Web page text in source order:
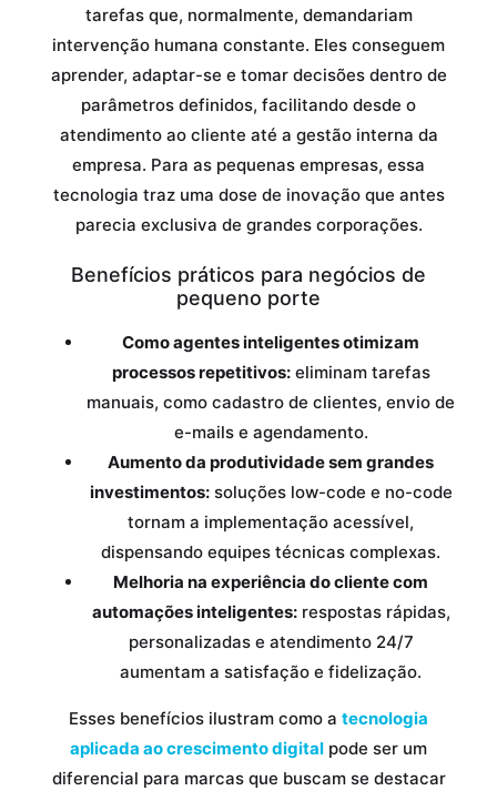
tarefas que, normalmente, demandariam
intervenção humana constante. Eles conseguem
aprender, adaptar-se e tomar decisões dentro de
parâmetros definidos, facilitando desde o
atendimento ao cliente até a gestão interna da
empresa. Para as pequenas empresas, essa
tecnologia traz uma dose de inovação que antes
parecia exclusiva de grandes corporações.
Benefícios práticos para negócios de
pequeno porte
Como agentes inteligentes otimizam
processos repetitivos:eliminam tarefas
manuais, como cadastro de clientes, envio de
e-mails e agendamento.
Aumento da produtividade sem grandes
investimentos:soluções low-code e no-code
tornam a implementação acessível,
dispensando equipes técnicas complexas.
Melhoria na experiência do cliente com
automações inteligentes:respostas rápidas,
personalizadas e atendimento 24/7
aumentam a satisfação e fidelização.
Esses benefícios ilustram como a tecnologia
aplicada ao crescimento digital pode ser um
diferencial para marcas que buscam se destacar